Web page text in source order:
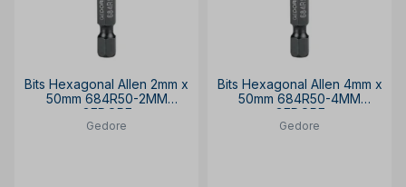
Bits Hexagonal Allen 2mm x
50mm 684R50-2MM
GEDORE
Gedore
Bits Hexagonal Allen 4mm x
50mm 684R50-4MM
GEDORE
Gedore